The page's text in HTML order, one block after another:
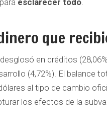
esclarecer todo.
que
en créditos
(4,72%). El balance
al tipo de cambio
los efectos de la